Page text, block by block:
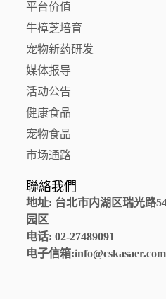
平台价值
牛樟芝培育
宠物新药研发
媒体报导
活动公告
健康食品
宠物食品
市场通路
聯絡我們
地址: 台北市内湖区瑞光路
园区
电话: 02-27489091
电子信箱:info@cskasaer.com